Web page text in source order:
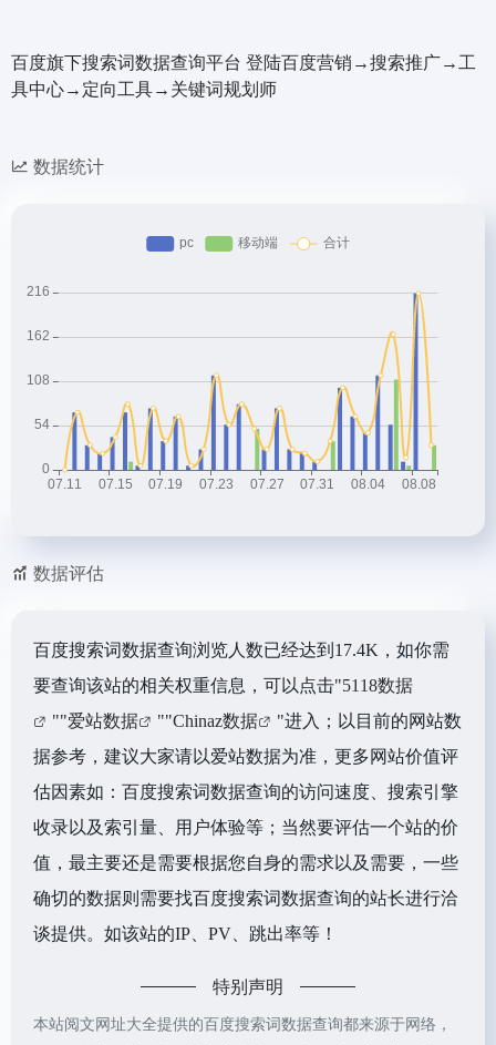
百度旗下搜索词数据查询平台 登陆百度营销→搜索推广→工
具中心→定向工具→关键词规划师
数据统计
数据评估
百度搜索词数据查询浏览人数已经达到17.4K，如你需
要查询该站的相关权重信息，可以点击"5118数据
""爱站数据 ""Chinaz数据
"进入；以目前的网站数
据参考，建议大家请以爱站数据为准，更多网站价值评
估因素如：百度搜索词数据查询的访问速度、搜索引擎
收录以及索引量、用户体验等；当然要评估一个站的价
值，最主要还是需要根据您自身的需求以及需要，一些
确切的数据则需要找百度搜索词数据查询的站长进行洽
谈提供。如该站的IP、PV、跳出率等！
特别声明
本站阅文网址大全提供的百度搜索词数据查询都来源于网络，